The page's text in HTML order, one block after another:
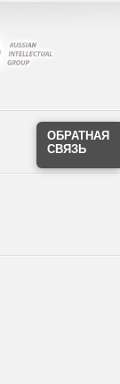
ОБРАТНАЯ
СВЯЗЬ